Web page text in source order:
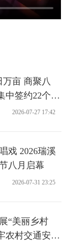
亩 商聚八
中签约22个农
2026-07-27 17:42
戏 2026瑞溪
八月启幕
2026-07-31 23:25
“美丽乡村
农村交通安全